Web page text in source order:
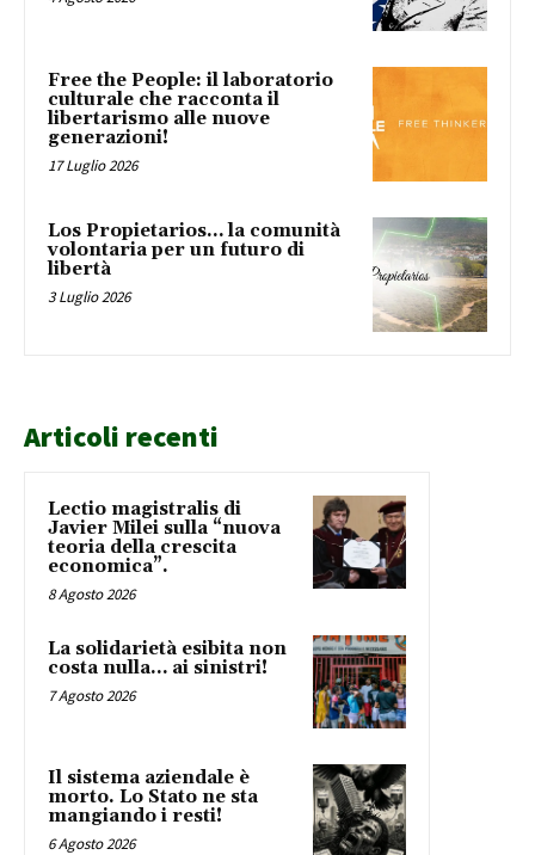
Free the People: il laboratorio
culturale che racconta il
libertarismo alle nuove
generazioni!
17 Luglio 2026
Los Propietarios… la comunità
volontaria per un futuro di
libertà
3 Luglio 2026
Articoli recenti
Lectio magistralis di
Javier Milei sulla “nuova
teoria della crescita
economica”.
8 Agosto 2026
La solidarietà esibita non
costa nulla… ai sinistri!
7 Agosto 2026
Il sistema aziendale è
morto. Lo Stato ne sta
mangiando i resti!
6 Agosto 2026